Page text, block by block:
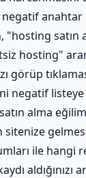
"hosting satın
hosting"
görüp
negatif listeye
alma
ile hangi
aldığınızı